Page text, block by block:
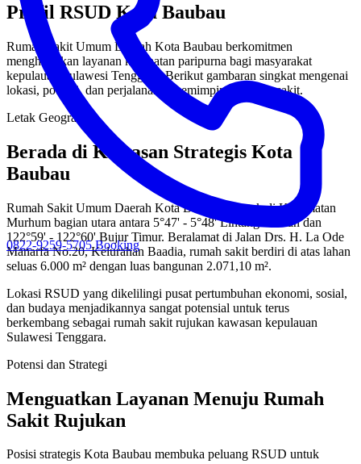
0822-9259-5705Booking
Profil RSUD Kota Baubau
Rumah Sakit Umum Daerah Kota Baubau berkomitmen
menghadirkan layanan kesehatan paripurna bagi masyarakat
kepulauan Sulawesi Tenggara. Berikut gambaran singkat mengenai
lokasi, potensi, dan perjalanan kepemimpinan rumah sakit.
Letak Geografis
Berada di Kawasan Strategis Kota
Baubau
Rumah Sakit Umum Daerah Kota Baubau terletak di Kecamatan
Murhum bagian utara antara 5°47' - 5°48' Lintang Selatan dan
122°59' - 122°60' Bujur Timur. Beralamat di Jalan Drs. H. La Ode
Manarfa No.20, Kelurahan Baadia, rumah sakit berdiri di atas lahan
seluas 6.000 m² dengan luas bangunan 2.071,10 m².
Lokasi RSUD yang dikelilingi pusat pertumbuhan ekonomi, sosial,
dan budaya menjadikannya sangat potensial untuk terus
berkembang sebagai rumah sakit rujukan kawasan kepulauan
Sulawesi Tenggara.
Potensi dan Strategi
Menguatkan Layanan Menuju Rumah
Sakit Rujukan
Posisi strategis Kota Baubau membuka peluang RSUD untuk